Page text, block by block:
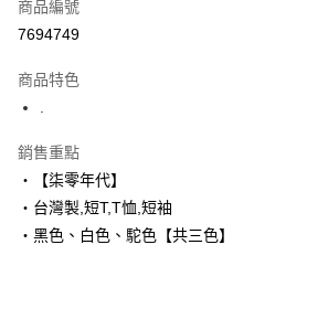
超商取貨付款
街口支付
悠遊付
Google Pay
商品編號
7694749
商品特色
銷售重點
‧【柒零年代】
‧台灣製,短T,T恤,短袖
‧黑色、白色、駝色【共三色】